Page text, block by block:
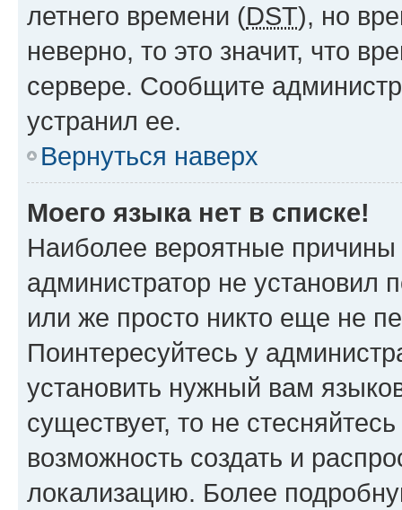
летнего времени (DST), но
неверно, то это значит, что
сервере. Сообщите
устранил ее.
Вернуться наверх
Моего языка нет в списке!
Наиболее вероятные причины
администратор не установил
или же просто никто еще не
Поинтересуйтесь у
установить нужный вам
существует, то не
возможность создать и
локализацию. Более